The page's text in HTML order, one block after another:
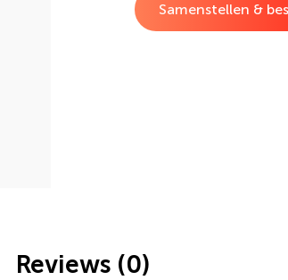
Samenstellen &
Reviews (0)